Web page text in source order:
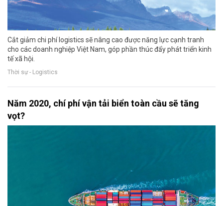
Cắt giảm chi phí logistics sẽ nâng cao được năng lực cạnh tranh
cho các doanh nghiệp Việt Nam, góp phần thúc đẩy phát triển kinh
tế xã hội.
Thời sự - Logistics
Năm 2020, chí phí vận tải biển toàn cầu sẽ tăng
vọt?